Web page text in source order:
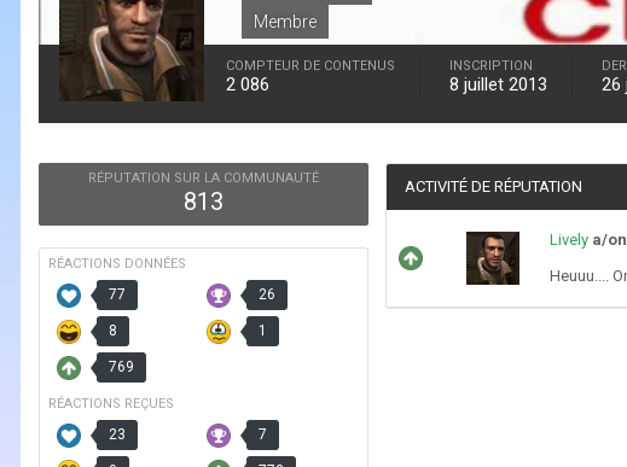
Membre
COMPTEUR DE CONTENUS
2 086
INSCRIPTION
8 juillet 2013 26
RÉPUTATION SUR LA COMMUNAUTÉ
813
RÉACTIONS DONNÉES
77 26
8 1
769
RÉACTIONS REÇUES
23 7
ACTIVITÉ DE RÉPUTATION
Lively a/
Heuuu....